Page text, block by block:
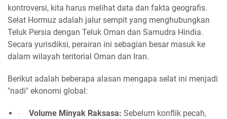
kontroversi, kita harus melihat data dan fakta geografis.
Selat Hormuz adalah jalur sempit yang menghubungkan
Teluk Persia dengan Teluk Oman dan Samudra Hindia.
Secara yurisdiksi, perairan ini sebagian besar masuk ke
dalam wilayah teritorial Oman dan Iran.
Berikut adalah beberapa alasan mengapa selat ini menjadi
"nadi" ekonomi global:
· Volume Minyak Raksasa: Sebelum konflik pecah,